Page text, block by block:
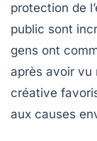
protection de
public sont
gens ont
après avoir vu
créative
aux causes